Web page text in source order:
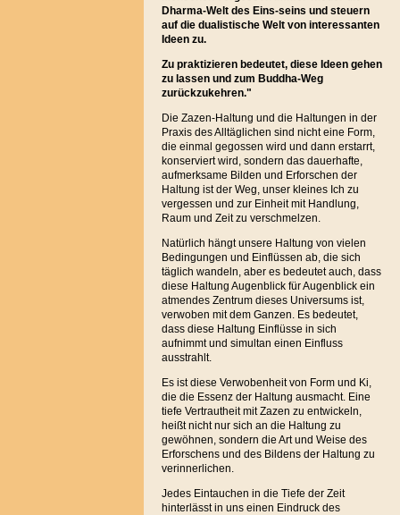
Dharma-Welt des Eins-seins und steuern
auf die dualistische Welt von interessanten
Ideen zu.
Zu praktizieren bedeutet, diese Ideen gehen
zu lassen und zum Buddha-Weg
zurückzukehren."
Die Zazen-Haltung und die Haltungen in der
Praxis des Alltäglichen sind nicht eine Form,
die einmal gegossen wird und dann erstarrt,
konserviert wird, sondern das dauerhafte,
aufmerksame Bilden und Erforschen der
Haltung ist der Weg, unser kleines Ich zu
vergessen und zur Einheit mit Handlung,
Raum und Zeit zu verschmelzen.
Natürlich hängt unsere Haltung von vielen
Bedingungen und Einflüssen ab, die sich
täglich wandeln, aber es bedeutet auch, dass
diese Haltung Augenblick für Augenblick ein
atmendes Zentrum dieses Universums ist,
verwoben mit dem Ganzen. Es bedeutet,
dass diese Haltung Einflüsse in sich
aufnimmt und simultan einen Einfluss
ausstrahlt.
Es ist diese Verwobenheit von Form und Ki,
die die Essenz der Haltung ausmacht. Eine
tiefe Vertrautheit mit Zazen zu entwickeln,
heißt nicht nur sich an die Haltung zu
gewöhnen, sondern die Art und Weise des
Erforschens und des Bildens der Haltung zu
verinnerlichen.
Jedes Eintauchen in die Tiefe der Zeit
hinterlässt in uns einen Eindruck des